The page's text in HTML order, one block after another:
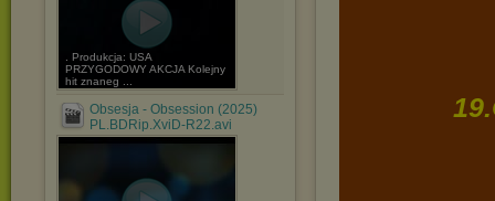
. Produkcja: USA
PRZYGODOWY AKCJA Kolejny
hit znaneg ...
Obsesja - Obsession (2025)
PL.BDRip.XviD-R22.avi